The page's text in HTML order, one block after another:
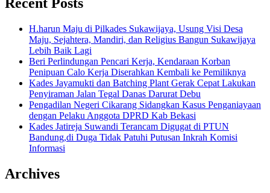
H.harun Maju di Pilkades Sukawijaya, Usung Visi Desa
Maju, Sejahtera, Mandiri, dan Religius Bangun Sukawijaya
Lebih Baik Lagi
Beri Perlindungan Pencari Kerja, Kendaraan Korban
Penipuan Calo Kerja Diserahkan Kembali ke Pemiliknya
Kades Jayamukti dan Batching Plant Gerak Cepat Lakukan
Penyiraman Jalan Tegal Danas Darurat Debu
Pengadilan Negeri Cikarang Sidangkan Kasus Penganiayaan
dengan Pelaku Anggota DPRD Kab Bekasi
Kades Jatireja Suwandi Terancam Digugat di PTUN
Bandung,di Duga Tidak Patuhi Putusan Inkrah Komisi
Informasi
Archives